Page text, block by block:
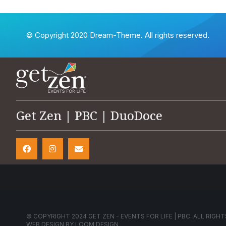
© Copyright 2020 Dream-Theme. All rights reserved.
Get Zen | PBC | DuoDoce
© COPYRIGHT 2024 GET ZEN - EVENTS FOR LIFE | PBC. ALL
WEB DESIGN BY LOOM DESIGN